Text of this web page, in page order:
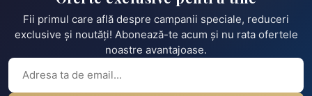
Fii primul care află despre campanii speciale, reduceri
exclusive și noutăți! Abonează-te acum și nu rata ofertele
noastre avantajoase.